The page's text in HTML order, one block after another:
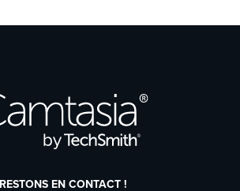
RESTONS EN CONTACT !